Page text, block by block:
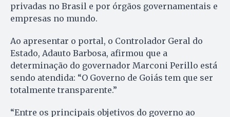
privadas no Brasil e por órgãos governamentais e
empresas no mundo.
Ao apresentar o portal, o Controlador Geral do
Estado, Adauto Barbosa, afirmou que a
determinação do governador Marconi Perillo está
sendo atendida: “O Governo de Goiás tem que ser
totalmente transparente.”
“Entre os principais objetivos do governo ao